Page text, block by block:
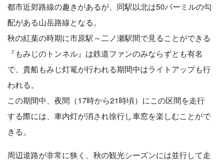
都市近郊路線の趣きがあるが、同駅以北は50パーミルの勾
配がある山岳路線となる。
秋の紅葉の時期に市原駅～二ノ瀬駅間で見ることができる
『もみじのトンネル』は鉄道ファンのみならずとも有名
で、貴船もみじ灯篭が行われる期間中はライトアップも行
われる。
この期間中、夜間（17時から21時頃）にこの区間を走行
する際には、車内灯が消され徐行し車窓を楽しむことがで
きる。
周辺道路が非常に狭く、秋の観光シーズンには並行して走